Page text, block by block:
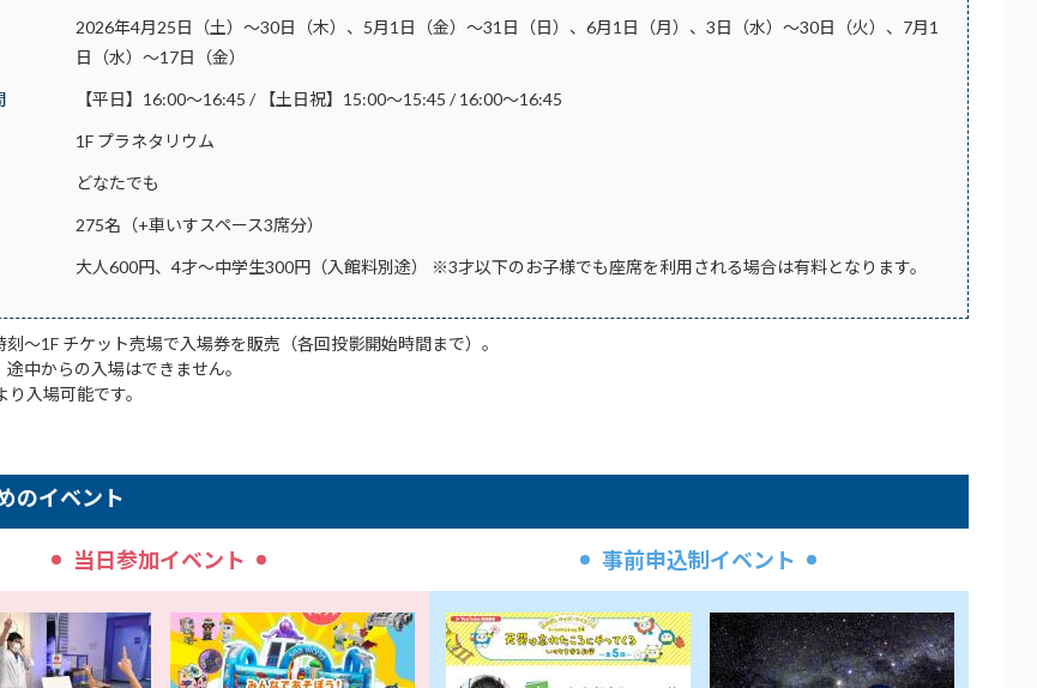
2026年4月25日（土）～30日（木）、5月1日（金）～31日（日）、6月1日（月）、3日（水）～30日（火）、7月1
日（水）～17日（金）
【平日】16:00～16:45 / 【土日祝】15:00～15:45 / 16:00～16:45
1F プラネタリウム
どなたでも
275名（+車いすスペース3席分）
大人600円、4才～中学生300円（入館料別途） ※3才以下のお子様でも座席を利用される場合は有料となります。
～1F チケット売場で入場券を販売（各回投影開始時間まで）。
中からの入場はできません。
入場可能です。
のイベント
当日参加イベント 事前申込制イベント